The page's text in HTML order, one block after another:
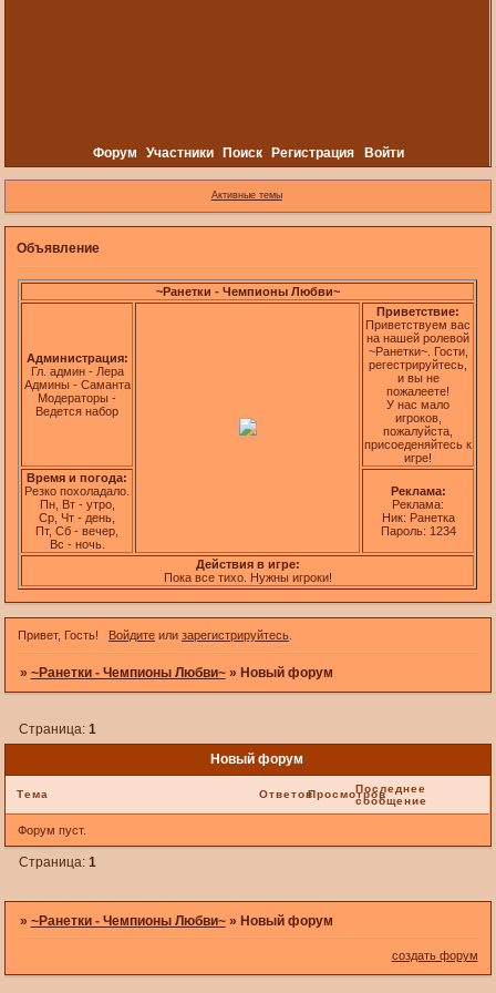
Форум Участники Поиск Регистрация Войти
Активные темы
Объявление
~Ранетки - Чемпионы Любви~
Администрация:
Гл. админ - Лера
Админы - Саманта
Модераторы -
Ведется набор
Приветствие:
Приветствуем вас
на нашей ролевой
~Ранетки~. Гости,
регестрируйтесь,
и вы не
пожалеете!
У нас мало
игроков,
пожалуйста,
присоеденяйтесь к
игре!
Время и погода:
Резко похоладало.
Пн, Вт - утро,
Ср, Чт - день,
Пт, Сб - вечер,
Вс - ночь.
Реклама:
Реклама:
Ник: Ранетка
Пароль: 1234
Действия в игре:
Пока все тихо. Нужны игроки!
Привет, Гость! Войдитеили зарегистрируйтесь.
» ~Ранетки - Чемпионы Любви~ » Новый форум
Новый форум
Страница: 1
Тема ОтветовПросмотровПоследнее
сообщение
Форум пуст.
Страница: 1
» ~Ранетки - Чемпионы Любви~ » Новый форум
создать форум